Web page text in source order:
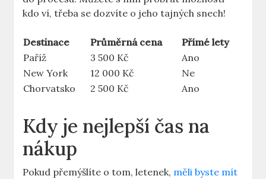
kdo ví, třeba se dozvíte o jeho tajných snech!
Destinace Průměrná cena
Přímé lety
Paříž
3 500 Kč
Ano
New York
12 000 Kč
Ne
Chorvatsko
2 500 Kč Ano
Kdy je nejlepší čas na
nákup
Pokud přemýšlíte o tom, letenek, měli byste mít